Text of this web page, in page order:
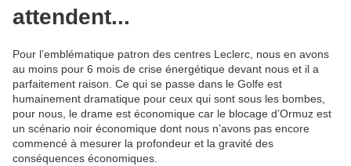
attendent...
Pour l’emblématique patron des centres Leclerc, nous en avons
au moins pour 6 mois de crise énergétique devant nous et il a
parfaitement raison. Ce qui se passe dans le Golfe est
humainement dramatique pour ceux qui sont sous les bombes,
pour nous, le drame est économique car le blocage d’Ormuz est
un scénario noir économique dont nous n’avons pas encore
commencé à mesurer la profondeur et la gravité des
conséquences économiques.